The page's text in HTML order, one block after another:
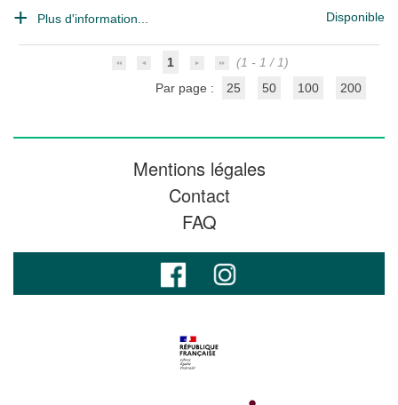
Plus d'information... Disponible
1
(1 - 1 / 1)
Par page :
25 50 100 200
Mentions légales
Contact
FAQ